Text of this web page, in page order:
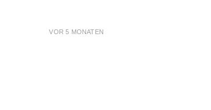
VOR 5 MONATEN